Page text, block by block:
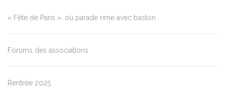
« Fête de Paris », où parade rime avec baston
Forums des associations
Rentrée 2025